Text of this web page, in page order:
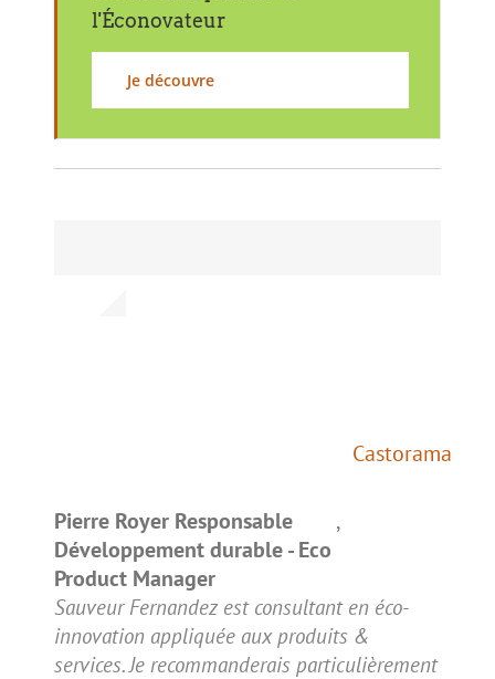
l'Éconovateur
Je découvre
Pierre Royer Responsable
Développement durable - Eco
Product Manager
,
Castorama
Sauveur Fernandez est consultant en éco-
innovation appliquée aux produits &
services. Je recommanderais particulièrement